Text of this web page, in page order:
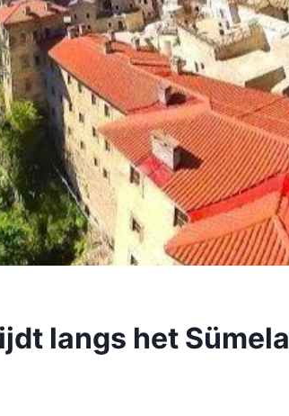
langs het Sümela